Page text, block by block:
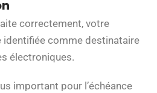
correctement, votre
comme destinataire
électroniques.
important pour l’échéance